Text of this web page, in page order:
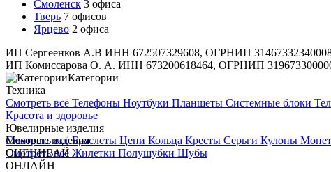
Смоленск 3 офиса
Тверь 7 офисов
Ярцево 2 офиса
ИП Сергеенков А.В ИНН 672507329608, ОГРНИП
ИП Комиссарова О. А. ИНН 673200618464, ОГРНИП
Категории
Техника
Смотреть всё Телефоны Ноутбуки Планшеты Системные блоки
Красота и здоровье
Ювелирные изделия
Смотреть всёБраслеты Цепи Кольца Кресты Серьги Кулоны
Меховые изделия
Смотреть всё Жилетки Полушубки Шубы
ОЦЕНИВАЙ
ОНЛАЙН